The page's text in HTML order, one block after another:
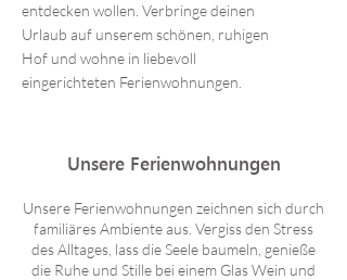
entdecken wollen. Verbringe deinen
Urlaub auf unserem schönen, ruhigen
Hof und wohne in liebevoll
eingerichteten Ferienwohnungen.
Unsere Ferienwohnungen
Unsere Ferienwohnungen zeichnen sich durch
familiäres Ambiente aus. Vergiss den Stress
des Alltages, lass die Seele baumeln, genieße
die Ruhe und Stille bei einem Glas Wein und